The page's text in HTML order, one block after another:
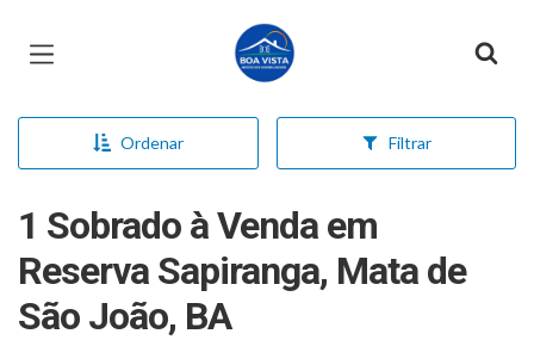
Página inicial
Ordenar Filtrar
1 Sobrado à Venda em
Reserva Sapiranga, Mata de
São João, BA